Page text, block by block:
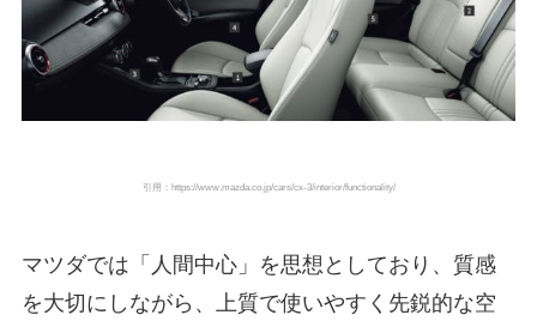
引用：https://www.mazda.co.jp/cars/cx-3/interior/functionality/
マツダでは「人間中心」を思想としており、質感
を大切にしながら、上質で使いやすく先鋭的な空